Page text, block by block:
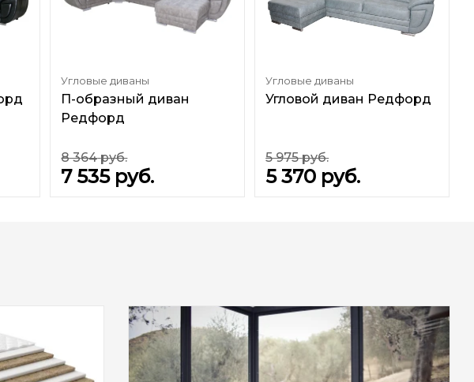
Угловые диваны
П-образный диван
Редфорд
8 364 руб.
7 535 руб.
Угловые диваны
Угловой диван Редфорд
5 975 руб.
5 370 руб.